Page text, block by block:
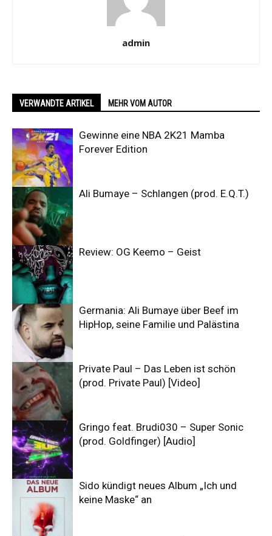
admin
VERWANDTE ARTIKEL MEHR VOM AUTOR
Gewinne eine NBA 2K21 Mamba
Forever Edition
Ali Bumaye – Schlangen (prod. E.Q.T.)
Review: OG Keemo – Geist
Germania: Ali Bumaye über Beef im
HipHop, seine Familie und Palästina
Private Paul – Das Leben ist schön
(prod. Private Paul) [Video]
Gringo feat. Brudi030 – Super Sonic
(prod. Goldfinger) [Audio]
Sido kündigt neues Album „Ich und
keine Maske“ an